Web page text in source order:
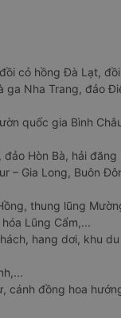
cỏ hồng Đà Lạt,
ga Nha Trang, đảo
quốc gia Bình
Hòn Bà, hải đăng
– Gia Long, Buôn
thung lũng
Lũng Cẩm,...
hang dơi, khu
cánh đồng hoa